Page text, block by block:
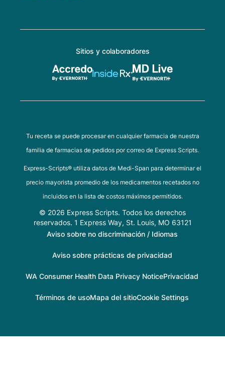
Sitios y colaboradores
Tu receta se puede procesar en cualquier farmacia de nuestra
familia de farmacias de pedidos por correo de Express Scripts.
Express-Scripts® utiliza datos de Medi-Span para determinar el
precio mayorista promedio de los medicamentos recetados no
incluidos en la lista de costos máximos permitidos.
© 2026 Express Scripts. Todos los derechos
reservados. 1 Express Way, St. Louis, MO 63121
Aviso sobre no discriminación / Idiomas
Aviso sobre prácticas de privacidad
WA Consumer Health Data Privacy NoticePrivacidad
Términos de usoMapa del sitioCookie Settings